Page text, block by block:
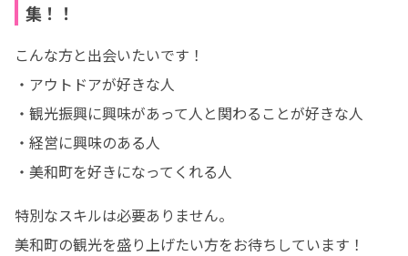
集！！
こんな方と出会いたいです！
・アウトドアが好きな人
・観光振興に興味があって人と関わることが好きな人
・経営に興味のある人
・美和町を好きになってくれる人
特別なスキルは必要ありません。
美和町の観光を盛り上げたい方をお待ちしています！